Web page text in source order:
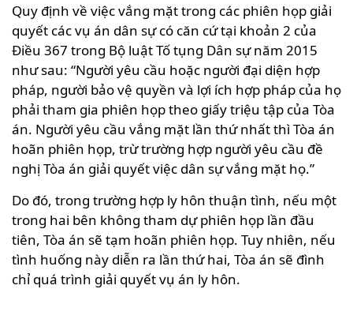
Quy định về việc vắng mặt trong các phiên họp giải
quyết các vụ án dân sự có căn cứ tại khoản 2 của
Điều 367 trong Bộ luật Tố tụng Dân sự năm 2015
như sau: “Người yêu cầu hoặc người đại diện hợp
pháp, người bảo vệ quyền và lợi ích hợp pháp của họ
phải tham gia phiên họp theo giấy triệu tập của Tòa
án. Người yêu cầu vắng mặt lần thứ nhất thì Tòa án
hoãn phiên họp, trừ trường hợp người yêu cầu đề
nghị Tòa án giải quyết việc dân sự vắng mặt họ.”
Do đó, trong trường hợp ly hôn thuận tình, nếu một
trong hai bên không tham dự phiên họp lần đầu
tiên, Tòa án sẽ tạm hoãn phiên họp. Tuy nhiên, nếu
tình huống này diễn ra lần thứ hai, Tòa án sẽ đình
chỉ quá trình giải quyết vụ án ly hôn.